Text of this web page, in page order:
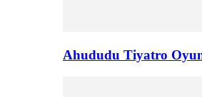
Ahududu Tiyatro